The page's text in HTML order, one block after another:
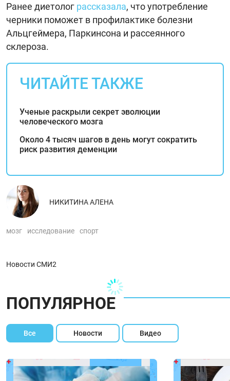
Ранее диетолог рассказала, что употребление
черники поможет в профилактике болезни
Альцгеймера, Паркинсона и рассеянного
склероза.
ЧИТАЙТЕ ТАКЖЕ
Ученые раскрыли секрет эволюции
человеческого мозга
Около 4 тысяч шагов в день могут сократить
риск развития деменции
НИКИТИНА АЛЕНА
мозг исследование спорт
Новости СМИ2
ПОПУЛЯРНОЕ
Все Новости Видео